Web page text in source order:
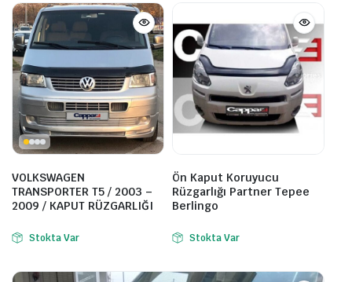
VOLKSWAGEN
TRANSPORTER T5 / 2003 –
2009 / KAPUT RÜZGARLIĞI
Stokta Var
Ön Kaput Koruyucu
Rüzgarlığı Partner Tepee
Berlingo
Stokta Var